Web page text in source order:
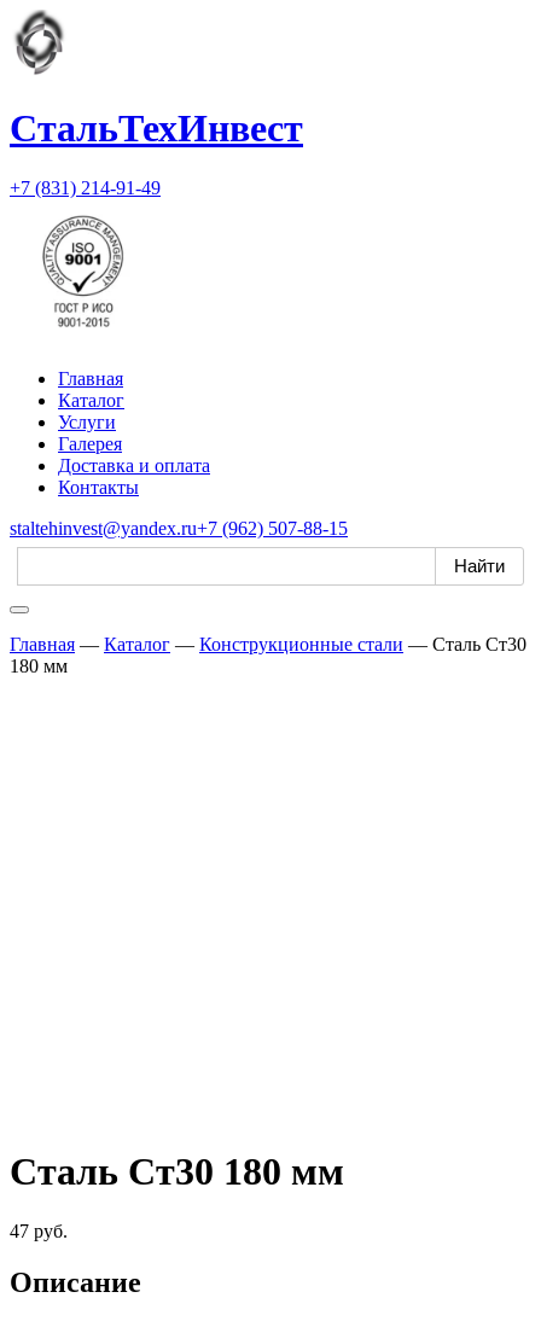
СтальТехИнвест
+7 (831) 214-91-49
Главная
Каталог
Услуги
Галерея
Доставка и оплата
Контакты
staltehinvest@yandex.ru+7 (962) 507-88-15
Главная — Каталог — Конструкционные стали — Сталь Ст30
180 мм
Сталь Ст30 180 мм
47 руб.
Описание